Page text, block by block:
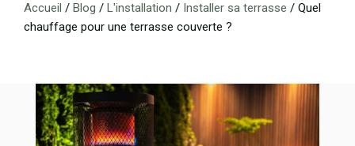
Accueil / Blog / L'installation / Installer sa terrasse / Quel
chauffage pour une terrasse couverte ?